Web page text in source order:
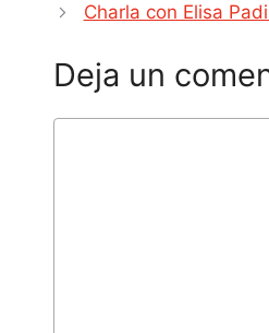
Charla con Elisa
Deja un